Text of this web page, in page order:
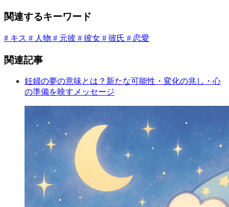
関連するキーワード
# キス # 人物 # 元彼 # 彼女 # 彼氏 # 恋愛
関連記事
妊婦の夢の意味とは？新たな可能性・変化の兆し・心
の準備を映すメッセージ